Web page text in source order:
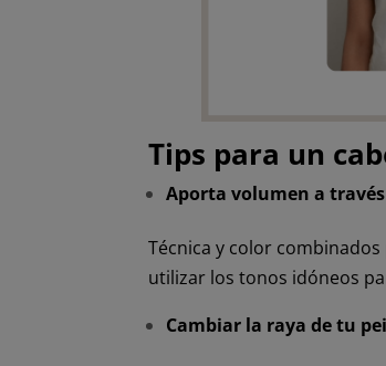
Tips para un
Aporta volumen a
Técnica y color
utilizar los tonos idóneos
Cambiar la raya de tu